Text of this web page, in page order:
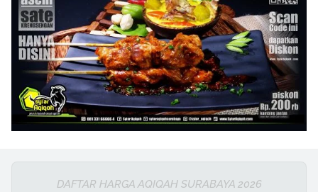
DAFTAR HARGA AQIQAH SURABAYA 2026